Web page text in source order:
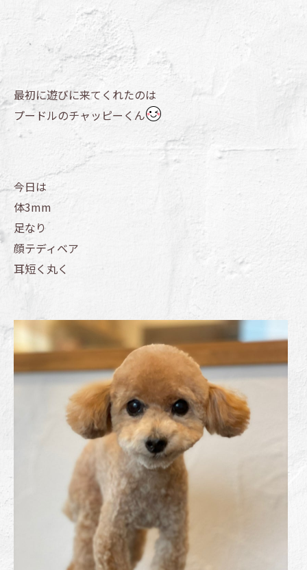
最初に遊びに来てくれたのは
プードルのチャッピーくん
今日は
体3mm
足なり
顔テディベア
耳短く丸く